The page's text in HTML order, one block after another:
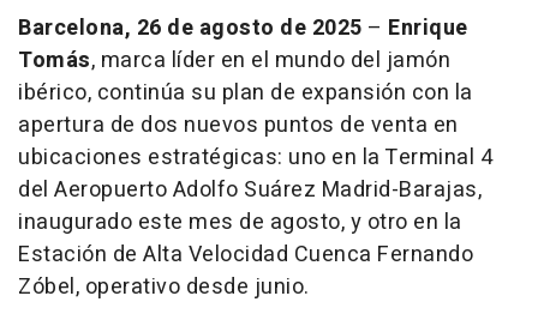
Barcelona, 26 de agosto de 2025 – Enrique
Tomás, marca líder en el mundo del jamón
ibérico, continúa su plan de expansión con la
apertura de dos nuevos puntos de venta en
ubicaciones estratégicas: uno en la Terminal 4
del Aeropuerto Adolfo Suárez Madrid-Barajas,
inaugurado este mes de agosto, y otro en la
Estación de Alta Velocidad Cuenca Fernando
Zóbel, operativo desde junio.